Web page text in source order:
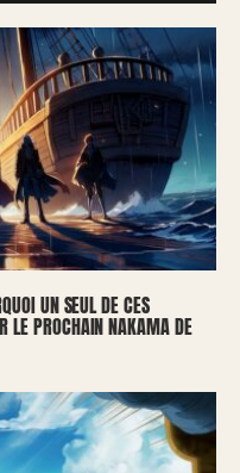
UN SEUL DE CES
LE PROCHAIN NAKAMA DE